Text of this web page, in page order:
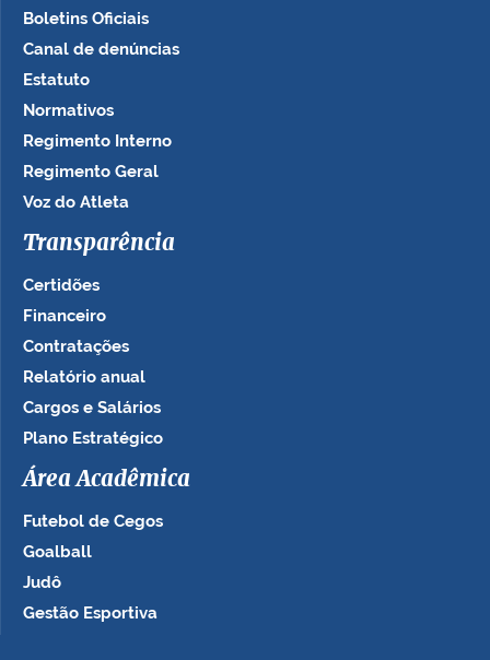
Boletins Oficiais
Canal de denúncias
Estatuto
Normativos
Regimento Interno
Regimento Geral
Voz do Atleta
Transparência
Certidões
Financeiro
Contratações
Relatório anual
Cargos e Salários
Plano Estratégico
Área Acadêmica
Futebol de Cegos
Goalball
Judô
Gestão Esportiva